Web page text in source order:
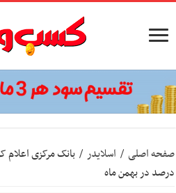
صفحه اصلی / اسلایدر /
درصد در بهمن ماه